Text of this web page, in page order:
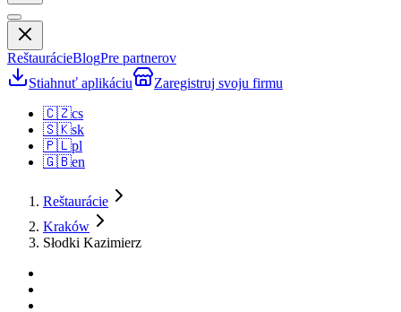
ReštaurácieBlogPre partnerov
Stiahnuť aplikáciu
Zaregistruj svoju firmu
🇨🇿cs
🇸🇰sk
🇵🇱pl
🇬🇧en
Reštaurácie
Kraków
Słodki Kazimierz